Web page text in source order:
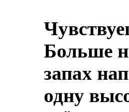
Больше
запах
одну